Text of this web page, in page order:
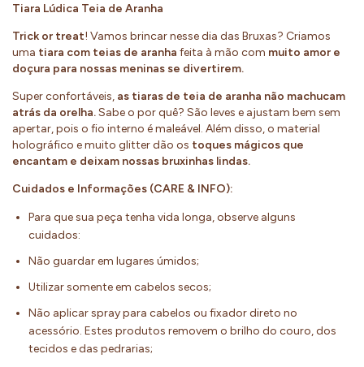
Tiara Lúdica Teia de Aranha
Trick or treat! Vamos brincar nesse dia das Bruxas? Criamos
uma tiara com teias de aranha feita à mão com muito amor e
doçura para nossas meninas se divertirem.
Super confortáveis, as tiaras de teia de aranha não machucam
atrás da orelha.Sabe o por quê? São leves e ajustam bem sem
apertar, pois o fio interno é maleável. Além disso, o material
holográfico e muito glitter dão os toques mágicos que
encantam e deixam nossas bruxinhas lindas.
Cuidados e Informações (CARE & INFO):
Para que sua peça tenha vida longa, observe alguns
cuidados:
Não guardar em lugares úmidos;
Utilizar somente em cabelos secos;
Não aplicar spray para cabelos ou fixador direto no
acessório. Estes produtos removem o brilho do couro, dos
tecidos e das pedrarias;